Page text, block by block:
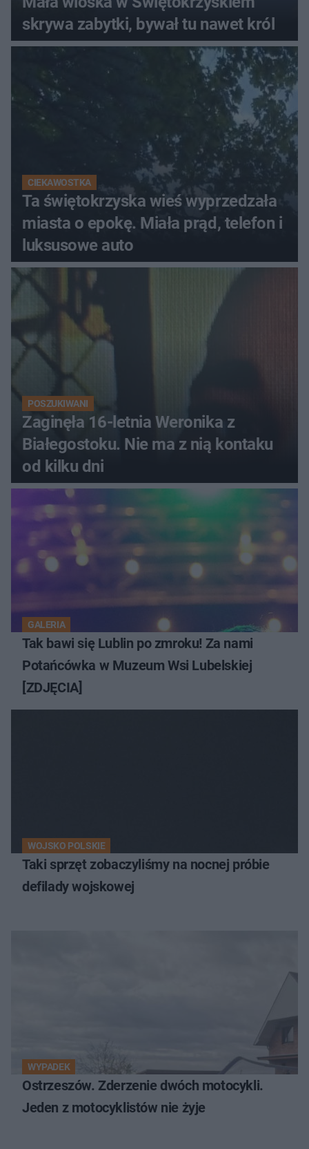
skrywa zabytki, bywał tu nawet król
CIEKAWOSTKA
Ta świętokrzyska wieś wyprzedzała
miasta o epokę. Miała prąd, telefon i
luksusowe auto
POSZUKIWANI
Zaginęła 16-letnia Weronika z
Białegostoku. Nie ma z nią kontaku
od kilku dni
GALERIA
Tak bawi się Lublin po zmroku! Za nami
Potańcówka w Muzeum Wsi Lubelskiej
[ZDJĘCIA]
WOJSKO POLSKIE
Taki sprzęt zobaczyliśmy na nocnej próbie
defilady wojskowej
WYPADEK
Ostrzeszów. Zderzenie dwóch motocykli.
Jeden z motocyklistów nie żyje